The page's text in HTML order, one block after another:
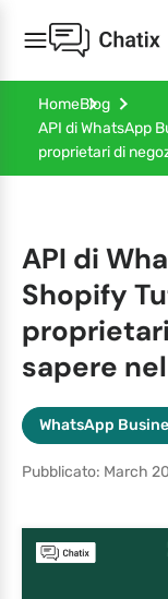
HomeBlog
API di WhatsApp
proprietari di
API di
Shopify
sapere
WhatsApp
Pubblicato: March